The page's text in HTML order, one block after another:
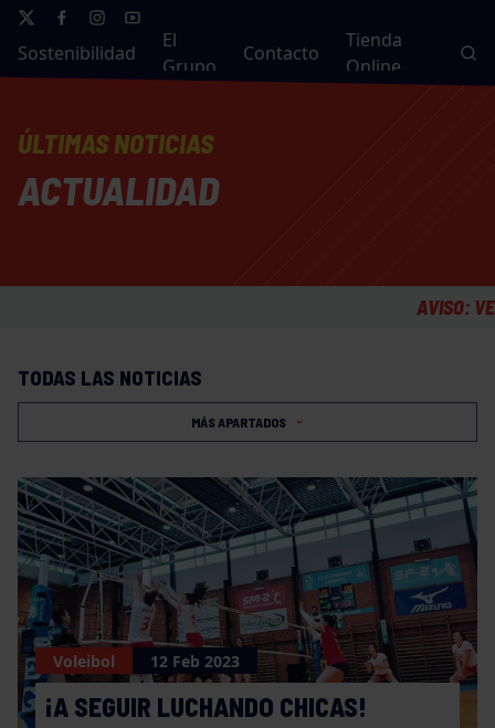
Sostenibilidad
El
Grupo
Contacto
Tienda
Online
ÚLTIMAS NOTICIAS
ACTUALIDAD
AVISO: VESTUARIOS
TODAS LAS NOTICIAS
MÁS APARTADOS
Voleibol 12 Feb 2023
¡A SEGUIR LUCHANDO CHICAS!